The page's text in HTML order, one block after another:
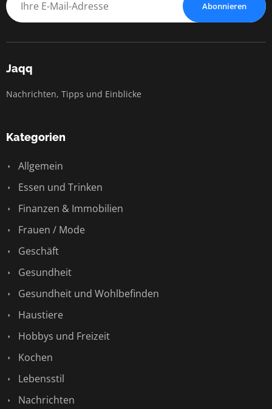
Abonnieren
Jaqq
Nachrichten, Tipps und Einblicke
Kategorien
Allgemein
Essen und Trinken
Finanzen & Immobilien
Frauen / Mode
Geschäft
Gesundheit
Gesundheit und Wohlbefinden
Haustiere
Hobbys und Freizeit
Kochen
Lebensstil
Nachrichten